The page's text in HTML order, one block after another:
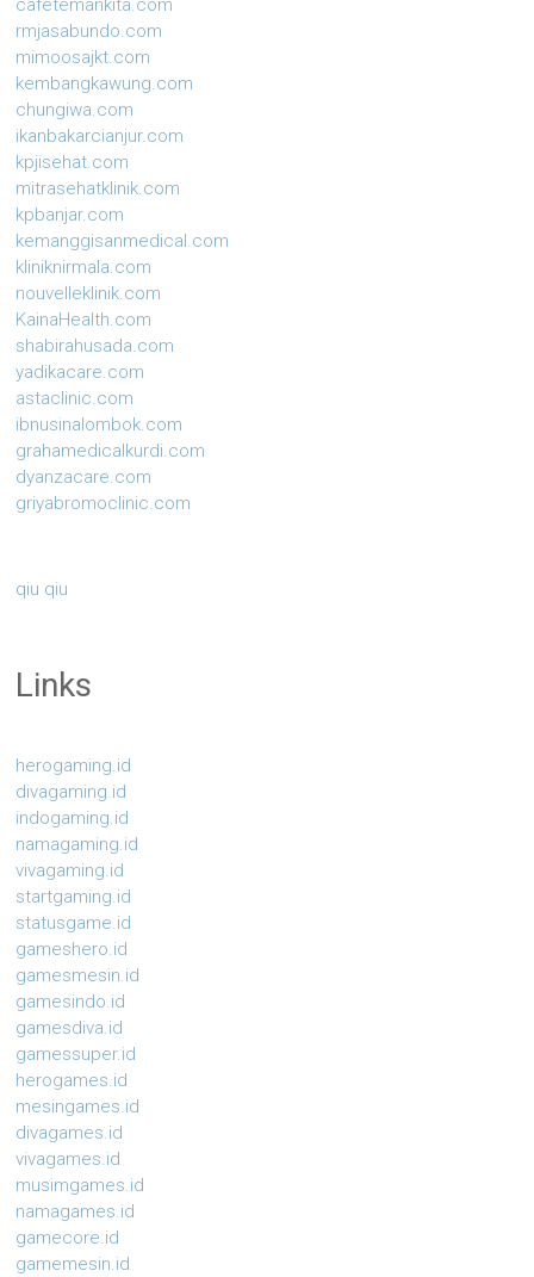
cafetemankita.com
rmjasabundo.com
mimoosajkt.com
kembangkawung.com
chungiwa.com
ikanbakarcianjur.com
kpjisehat.com
mitrasehatklinik.com
kpbanjar.com
kemanggisanmedical.com
kliniknirmala.com
nouvelleklinik.com
KainaHealth.com
shabirahusada.com
yadikacare.com
astaclinic.com
ibnusinalombok.com
grahamedicalkurdi.com
dyanzacare.com
griyabromoclinic.com
qiu qiu
Links
herogaming.id
divagaming.id
indogaming.id
namagaming.id
vivagaming.id
startgaming.id
statusgame.id
gameshero.id
gamesmesin.id
gamesindo.id
gamesdiva.id
gamessuper.id
herogames.id
mesingames.id
divagames.id
vivagames.id
musimgames.id
namagames.id
gamecore.id
gamemesin.id